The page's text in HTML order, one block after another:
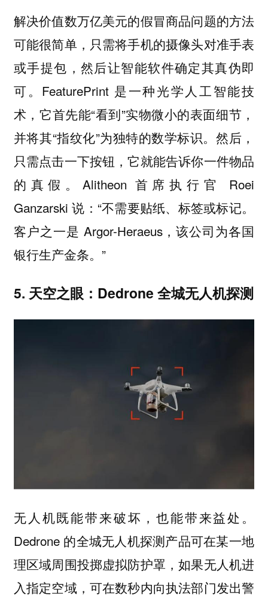
解决价值数万亿美元的假冒商品问题的方法
可能很简单，只需将手机的摄像头对准手表
或手提包，然后让智能软件确定其真伪即
可。FeaturePrint 是一种光学人工智能技
术，它首先能“看到”实物微小的表面细节，
并将其“指纹化”为独特的数学标识。然后，
只需点击一下按钮，它就能告诉你一件物品
的真假。Alitheon 首席执行官 Roei
Ganzarski 说：“不需要贴纸、标签或标记。
客户之一是 Argor-Heraeus，该公司为各国
银行生产金条。”
5. 天空之眼：Dedrone 全城无人机探测
无人机既能带来破坏，也能带来益处。
Dedrone 的全城无人机探测产品可在某一地
理区域周围投掷虚拟防护罩，如果无人机进
入指定空域，可在数秒内向执法部门发出警